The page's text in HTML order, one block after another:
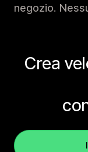
negozio.
Crea